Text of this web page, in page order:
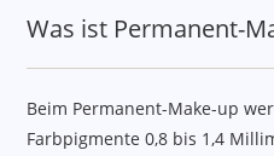
Was ist Permanent-
Beim Permanent-Make-up
Farbpigmente 0,8 bis 1,4